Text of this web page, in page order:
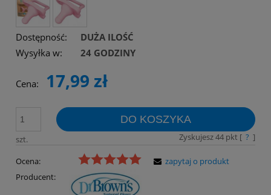
Dostępność:
DUŻA ILOŚĆ
Wysyłka w:
24 GODZINY
Cena: 17,99 zł
szt.
DO KOSZYKA
Zyskujesz44pkt [ ? ]
Ocena:
Producent:
zapytaj o produkt